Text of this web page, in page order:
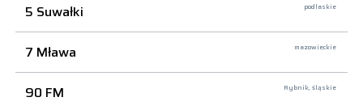
5 Suwałki podlaskie
7 Mława mazowieckie
90 FM Rybnik, śląskie